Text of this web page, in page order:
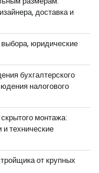
доставка и
юридические
бухгалтерского
налогового
монтажа:
и технические
от крупных